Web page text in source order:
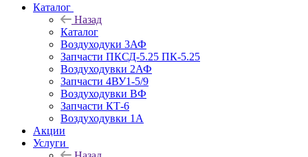
Каталог
Назад
Каталог
Воздуходуки 3АФ
Запчасти ПКСД-5.25 ПК-5.25
Воздуходувки 2АФ
Запчасти 4ВУ1-5/9
Воздуходувки ВФ
Запчасти КТ-6
Воздуходувки 1А
Акции
Услуги